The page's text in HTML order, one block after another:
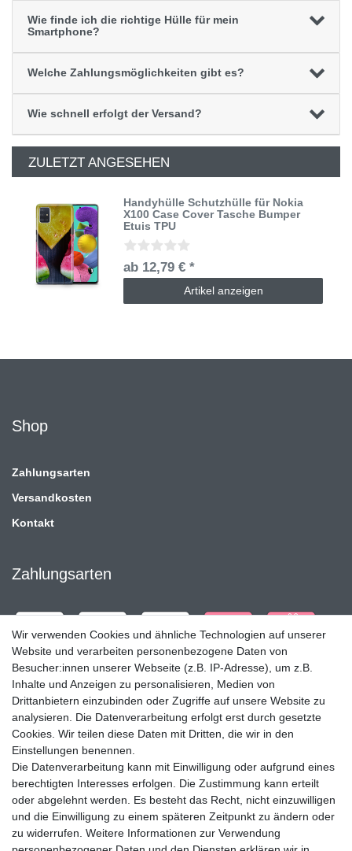
Wie finde ich die richtige Hülle für mein
Smartphone?
Welche Zahlungsmöglichkeiten gibt es?
Wie schnell erfolgt der Versand?
ZULETZT ANGESEHEN
Handyhülle Schutzhülle für Nokia
X100 Case Cover Tasche Bumper
Etuis TPU
ab 12,79 € *
Artikel anzeigen
Shop
Zahlungsarten
Versandkosten
Kontakt
Zahlungsarten
Versandpartner
Wir verwenden Cookies und ähnliche Technologien auf unserer
Website und verarbeiten personenbezogene Daten von
Besucher:innen unserer Webseite (z.B. IP-Adresse), um z.B.
Inhalte und Anzeigen zu personalisieren, Medien von
Drittanbietern einzubinden oder Zugriffe auf unsere Website zu
analysieren. Die Datenverarbeitung erfolgt erst durch gesetzte
Cookies. Wir teilen diese Daten mit Dritten, die wir in den
Einstellungen benennen.
Die Datenverarbeitung kann mit Einwilligung oder aufgrund eines
berechtigten Interesses erfolgen. Die Zustimmung kann erteilt
oder abgelehnt werden. Es besteht das Recht, nicht einzuwilligen
und die Einwilligung zu einem späteren Zeitpunkt zu ändern oder
zu widerrufen. Weitere Informationen zur Verwendung